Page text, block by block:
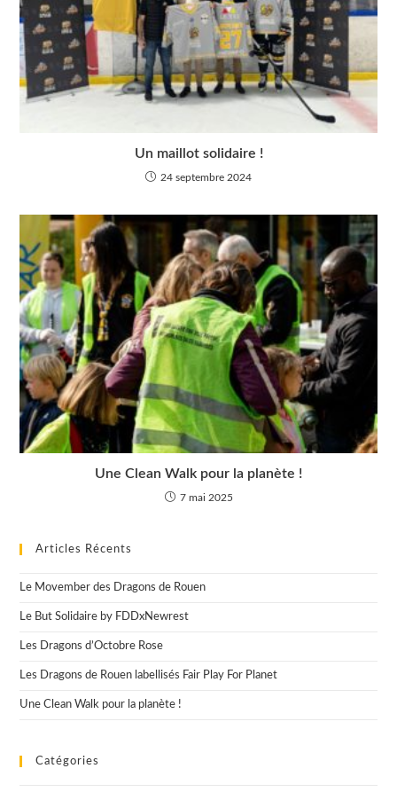
Un maillot solidaire !
24 septembre 2024
Une Clean Walk pour la planète !
7 mai 2025
Articles Récents
Le Movember des Dragons de Rouen
Le But Solidaire by FDDxNewrest
Les Dragons d’Octobre Rose
Les Dragons de Rouen labellisés Fair Play For Planet
Une Clean Walk pour la planète !
Catégories